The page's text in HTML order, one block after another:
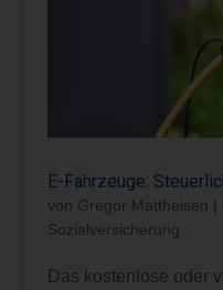
E-Fahrzeuge:
von Gregor Mattheisen
Sozialversicherung
Das kostenlose oder